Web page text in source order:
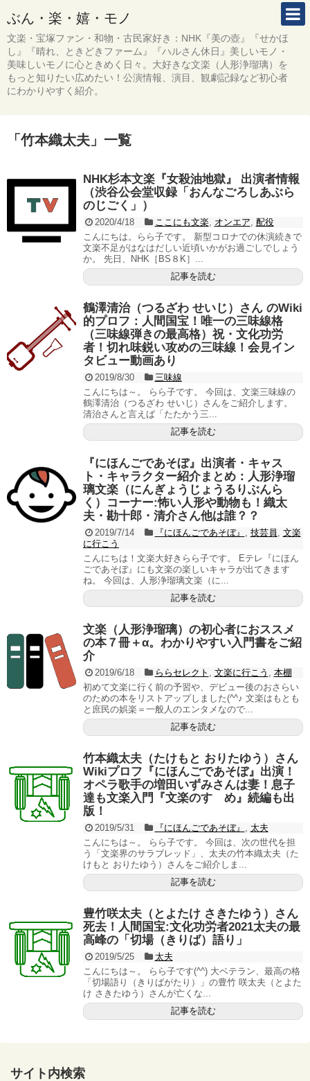
ぶん・楽・嬉・モノ
文楽・宝塚ファン・和物・古民家好き：NHK『美の壺』『せかほ
し』『晴れ、ときどきファーム』『ハルさん休日』美しいモノ・
美味しいモノに心ときめく日々。大好きな文楽（人形浄瑠璃）を
もっと知りたい広めたい！公演情報、演目、観劇記録など初心者
にわかりやすく紹介。
「 竹本織太夫 」 一覧
NHK杉本文楽『女殺油地獄』 出演者情報
（渋谷公会堂収録「おんなごろしあぶら
のじごく」）
2020/4/18 ここにも文楽, オンエア 配役
こんにちは。らら子です。 新型コロナでの休演続きで
文楽不足がはなはだしい近頃いかがお過ごしでしょう
か。 先日、NHK［BS８K］...
記事を読む
鶴澤清治（つるざわ せいじ）さん のWiki
的プロフ：人間国宝！唯一の三味線格
（三味線弾きの最高格）祝・文化功労
者！切れ味鋭い攻めの三味線！会見イン
タビュー動画あり
2019/8/30
三味線
こんにちは～。 らら子です。 今回は、文楽三味線の
鶴澤清治（つるざわ せいじ）さんをご紹介します。
清治さんと言えば「たたかう三...
記事を読む
『にほんごであそぼ』出演者・キャス
ト・キャラクター紹介まとめ：人形浄瑠
璃文楽（にんぎょうじょうるりぶんら
く）コーナー:怖い人形や動物も！織太
夫・勘十郎・清介さん他は誰？？
2019/7/14 『にほんごであそぼ』 技芸員
文楽
に行こう
こんにちは！文楽大好きらら子です。 Eテレ『にほん
ごであそぼ』にも文楽の楽しいキャラが出てきます
ね。 今回は、人形浄瑠璃文楽（に...
記事を読む
文楽（人形浄瑠璃）の初心者におススメ
の本７冊＋α。わかりやすい入門書をご紹
介
2019/6/18 ららセレクト 文楽に行こう
本棚
初めて文楽に行く前の予習や、デビュー後のおさらい
のための本をリストアップしました(^^♪ 文楽はもとも
と庶民の娯楽＝一般人のエンタメなので...
記事を読む
竹本織太夫（たけもと おりたゆう）さん
Wikiプロフ『にほんごであそぼ』出演！
オペラ歌手の増田いずみさんは妻！息子
達も文楽入門『文楽のすゝめ』続編も出
版！
2019/5/31 『にほんごであそぼ』
太夫
こんにちは～。 らら子です。 今回は、次の世代を担
う「文楽界のサラブレッド」、太夫の竹本織太夫（た
けもと おりたゆう）さんをご紹介しま...
記事を読む
豊竹咲太夫（とよたけ さきたゆう）さん
死去！人間国宝:文化功労者2021太夫の最
高峰の「切場（きりば）語り」
2019/5/25
太夫
こんにちは～。 らら子です(^^) 大ベテラン、最高の格
「切場語り（きりばがたり）」の豊竹 咲太夫（とよた
け さきたゆう）さんが亡くな...
記事を読む
サイト内検索